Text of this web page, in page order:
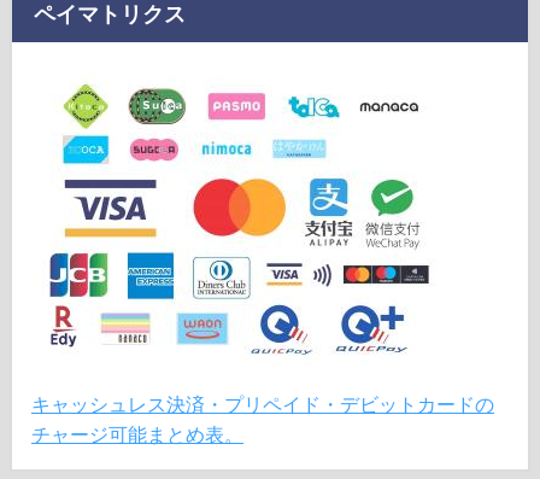
ペイマトリクス
キャッシュレス決済・プリペイド・デビットカードの
チャージ可能まとめ表。